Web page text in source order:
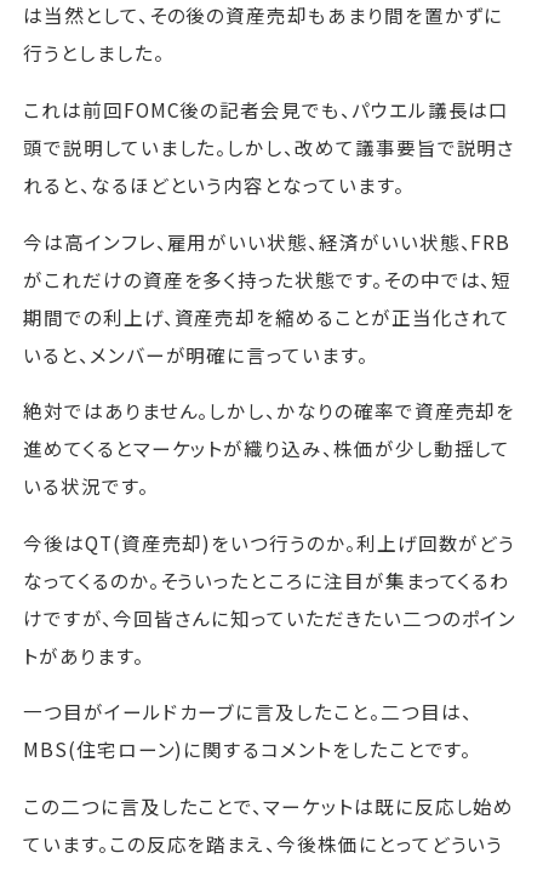
は当然として、その後の資産売却もあまり間を置かずに
行うとしました。
これは前回FOMC後の記者会見でも、パウエル議長は口
頭で説明していました。しかし、改めて議事要旨で説明さ
れると、なるほどという内容となっています。
今は高インフレ、雇用がいい状態、経済がいい状態、FRB
がこれだけの資産を多く持った状態です。その中では、短
期間での利上げ、資産売却を縮めることが正当化されて
いると、メンバーが明確に言っています。
絶対ではありません。しかし、かなりの確率で資産売却を
進めてくるとマーケットが織り込み、株価が少し動揺して
いる状況です。
今後はQT(資産売却)をいつ行うのか。利上げ回数がどう
なってくるのか。そういったところに注目が集まってくるわ
けですが、今回皆さんに知っていただきたい二つのポイン
トがあります。
一つ目がイールドカーブに言及したこと。二つ目は、
MBS(住宅ローン)に関するコメントをしたことです。
この二つに言及したことで、マーケットは既に反応し始め
ています。この反応を踏まえ、今後株価にとってどういう